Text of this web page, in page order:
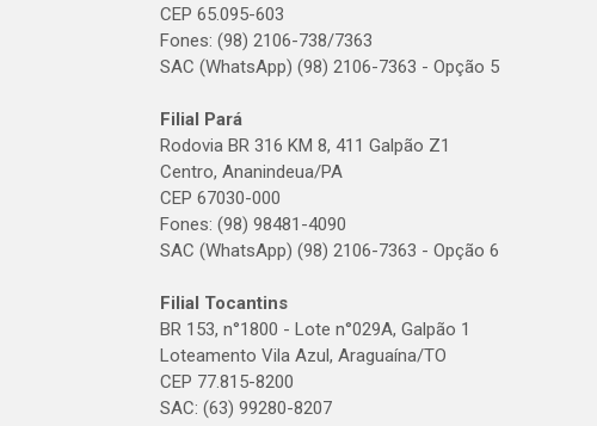
CEP 65.095-603
Fones: (98) 2106-738/7363
SAC (WhatsApp) (98) 2106-7363 - Opção 5
Filial Pará
Rodovia BR 316 KM 8, 411 Galpão Z1
Centro, Ananindeua/PA
CEP 67030-000
Fones: (98) 98481-4090
SAC (WhatsApp) (98) 2106-7363 - Opção 6
Filial Tocantins
BR 153, n°1800 - Lote n°029A, Galpão 1
Loteamento Vila Azul, Araguaína/TO
CEP 77.815-8200
SAC: (63) 99280-8207